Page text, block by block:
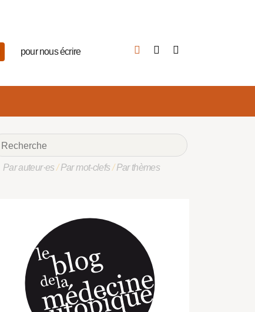
pour nous écrire
Par auteur·es/Par mot-clefs/Par thèmes